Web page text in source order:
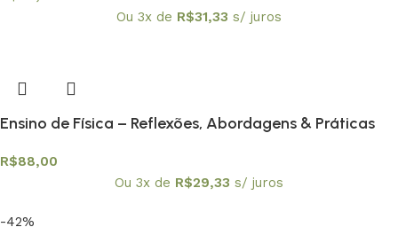
Ou 3x de R$31,33 s/ juros
Ensino de Física – Reflexões, Abordagens & Práticas
R$88,00
Ou 3x de R$29,33 s/ juros
-42%